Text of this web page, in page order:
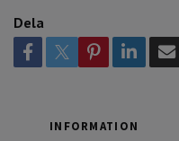
Dela
INFORMATION